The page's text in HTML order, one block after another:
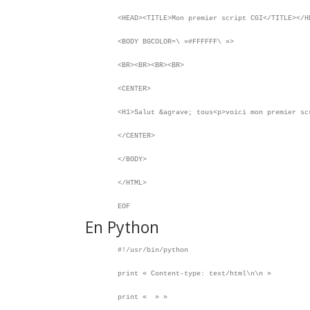
<HEAD><TITLE>Mon premier script CGI</TITLE></
<BODY BGCOLOR=\ »#FFFFFF\ »>
<BR><BR><BR><BR>
<CENTER>
<H1>Salut &agrave; tous<p>voici mon premier
</CENTER>
</BODY>
</HTML>
EOF
En Python
#!/usr/bin/python
print « Content-type: text/html\n\n »
print « » »